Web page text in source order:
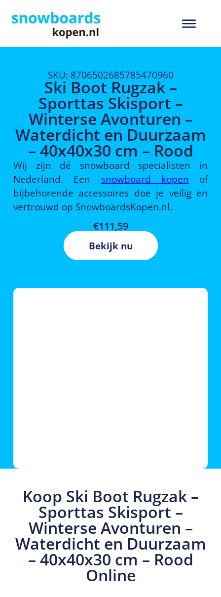
SKU: 8706502685785470960
Ski Boot Rugzak –
Sporttas Skisport –
Winterse Avonturen –
Waterdicht en Duurzaam
– 40x40x30 cm – Rood
Wij zijn dé snowboard specialisten in
Nederland. Een snowboard kopen of
bijbehorende accessoires doe je veilig en
vertrouwd op SnowboardsKopen.nl.
€111,59
Bekijk nu
Koop Ski Boot Rugzak –
Sporttas Skisport –
Winterse Avonturen –
Waterdicht en Duurzaam
– 40x40x30 cm – Rood
Online